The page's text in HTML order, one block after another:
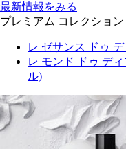
最新情報をみる
プレミアム コレクション
レ ゼサンス ドゥ
レ モンド ドゥ デ
ル)